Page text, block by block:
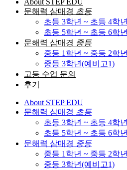
About STEP EDU
문해력 삼매경 초등
초등 3학년 ~ 초등 4학년
초등 5학년 ~ 초등 6학년
문해력 삼매경 중등
중등 1학년 ~ 중등 2학년
중등 3학년(예비고1)
고등 수업 문의
후기
About STEP EDU
문해력 삼매경 초등
초등 3학년 ~ 초등 4학년
초등 5학년 ~ 초등 6학년
문해력 삼매경 중등
중등 1학년 ~ 중등 2학년
중등 3학년(예비고1)